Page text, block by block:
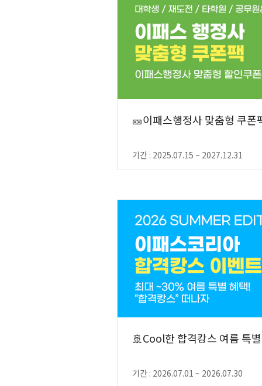
🎫이패스행정사 맞춤형 쿠폰
기간 : 2025.07.15 ~ 2027.12.31
🚢Cool한 합격캉스 여름 특
기간 : 2026.07.01 ~ 2026.07.30